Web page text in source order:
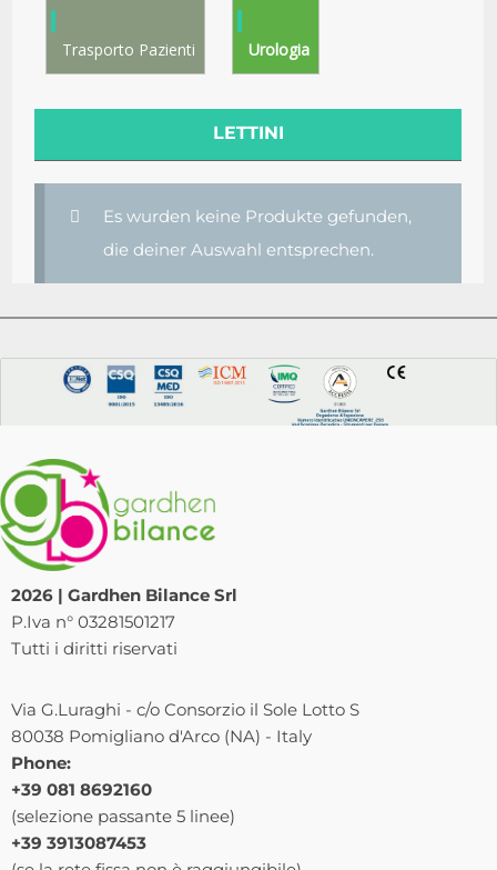
Trasporto Pazienti Urologia
LETTINI
Es wurden keine Produkte gefunden,
die deiner Auswahl entsprechen.
2026 | Gardhen Bilance Srl
P.Iva n° 03281501217
Tutti i diritti riservati
Via G.Luraghi - c/o Consorzio il Sole Lotto S
80038 Pomigliano d'Arco (NA) - Italy
Phone:
+39 081 8692160
(selezione passante 5 linee)
+39 3913087453